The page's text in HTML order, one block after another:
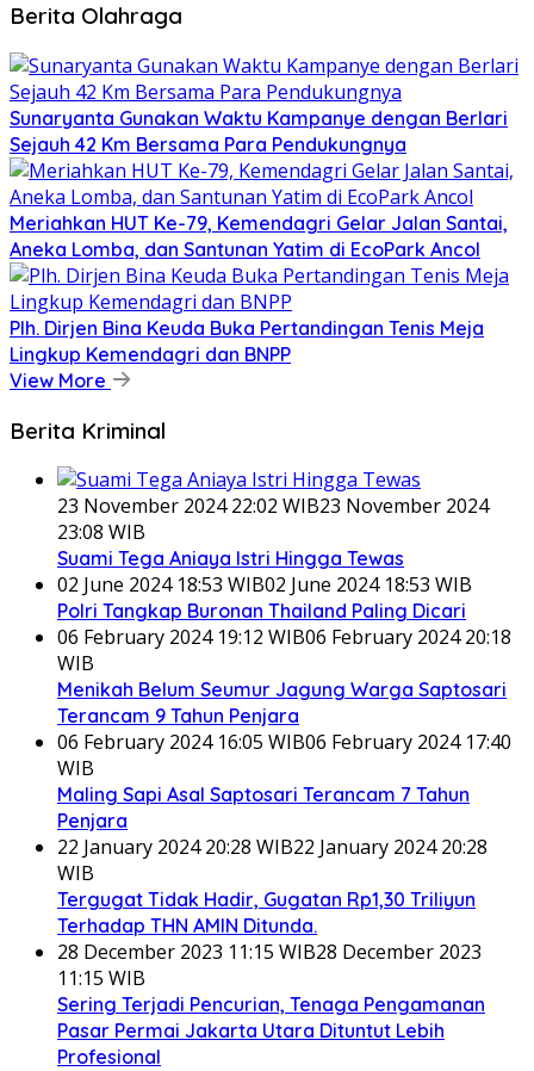
Berita Olahraga
Sunaryanta Gunakan Waktu Kampanye dengan Berlari
Sejauh 42 Km Bersama Para Pendukungnya
Meriahkan HUT Ke-79, Kemendagri Gelar Jalan Santai,
Aneka Lomba, dan Santunan Yatim di EcoPark Ancol
Plh. Dirjen Bina Keuda Buka Pertandingan Tenis Meja
Lingkup Kemendagri dan BNPP
View More
Berita Kriminal
23 November 2024 22:02 WIB23 November 2024
23:08 WIB
Suami Tega Aniaya Istri Hingga Tewas
02 June 2024 18:53 WIB02 June 2024 18:53 WIB
Polri Tangkap Buronan Thailand Paling Dicari
06 February 2024 19:12 WIB06 February 2024 20:18
WIB
Menikah Belum Seumur Jagung Warga Saptosari
Terancam 9 Tahun Penjara
06 February 2024 16:05 WIB06 February 2024 17:40
WIB
Maling Sapi Asal Saptosari Terancam 7 Tahun
Penjara
22 January 2024 20:28 WIB22 January 2024 20:28
WIB
Tergugat Tidak Hadir, Gugatan Rp1,30 Triliyun
Terhadap THN AMIN Ditunda.
28 December 2023 11:15 WIB28 December 2023
11:15 WIB
Sering Terjadi Pencurian, Tenaga Pengamanan
Pasar Permai Jakarta Utara Dituntut Lebih
Profesional